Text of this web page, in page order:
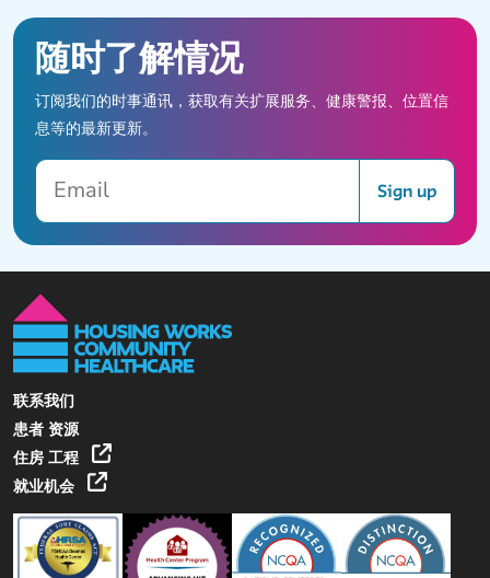
随时了解情况
订阅我们的时事通讯，获取有关扩展服务、健康警报、位置信
息等的最新更新。
Email
Sign up
联系我们
患者 资源
住房 工程
就业机会